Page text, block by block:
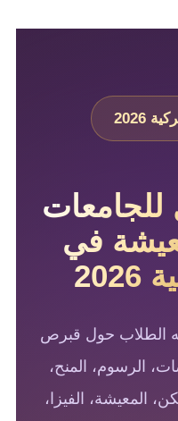
2026
للجامعات
في
الطلاب حول قبرص
الرسوم، المنح،
المعيشة، الفيزا،